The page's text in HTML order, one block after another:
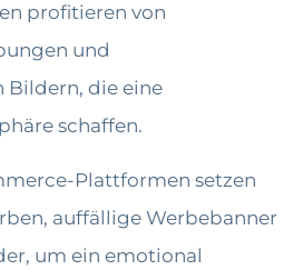
profitieren von
und
Bildern, die eine
schaffen.
Plattformen setzen
auffällige Werbebanner
um ein emotional